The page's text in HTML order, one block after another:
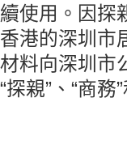
使用。因探
港的深圳市
料向深圳市
親”、“商務